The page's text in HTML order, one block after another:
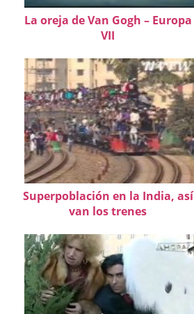
La oreja de Van Gogh – Europa
VII
Superpoblación en la India, así
van los trenes